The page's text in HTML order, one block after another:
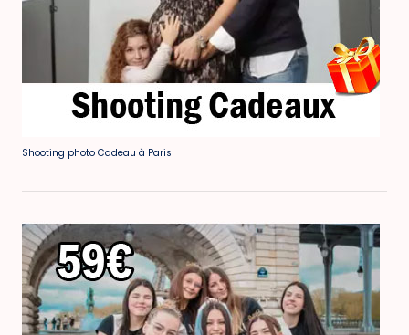
Shooting photo Cadeau à Paris